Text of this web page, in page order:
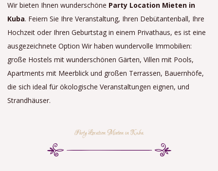
Wir bieten Ihnen wunderschöne Party Location Mieten in
Kuba. Feiern Sie Ihre Veranstaltung, Ihren Debütantenball, Ihre
Hochzeit oder Ihren Geburtstag in einem Privathaus, es ist eine
ausgezeichnete Option Wir haben wundervolle Immobilien:
große Hostels mit wunderschönen Gärten, Villen mit Pools,
Apartments mit Meerblick und großen Terrassen, Bauernhöfe,
die sich ideal für ökologische Veranstaltungen eignen, und
Strandhäuser.
Party Location Mieten in Kuba